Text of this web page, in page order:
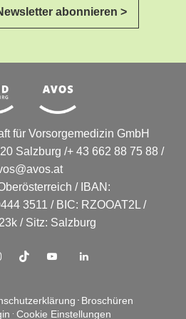
abonnieren >
für Vorsorgemedizin GmbH
Salzburg /+ 43 662 88 75 88 /
/ IBAN:
3511 / BIC: RZOOAT2L /
/ Sitz: Salzburg
Broschüren
Cookie Einstellungen